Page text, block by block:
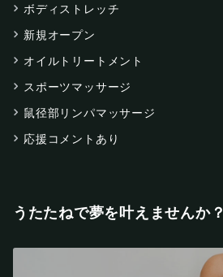
ボディストレッチ
新規オープン
オイルトリートメント
スポーツマッサージ
鼠径部リンパマッサージ
応援コメントあり
うたたねで夢を叶えませんか？